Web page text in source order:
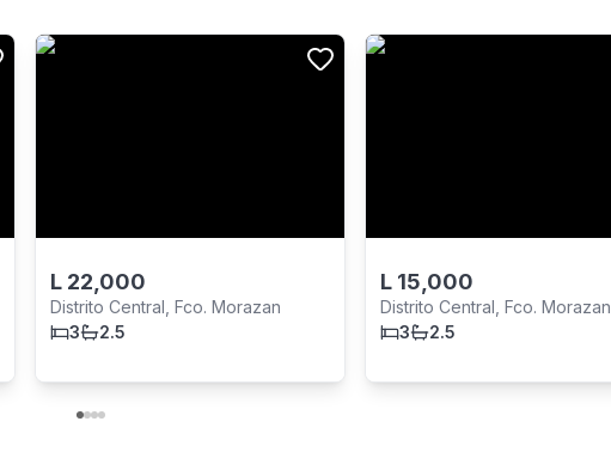
L 22,000
Distrito Central, Fco. Morazan
3
2.5
L 15,000
Distrito Central, Fco. Morazan
3
2.5